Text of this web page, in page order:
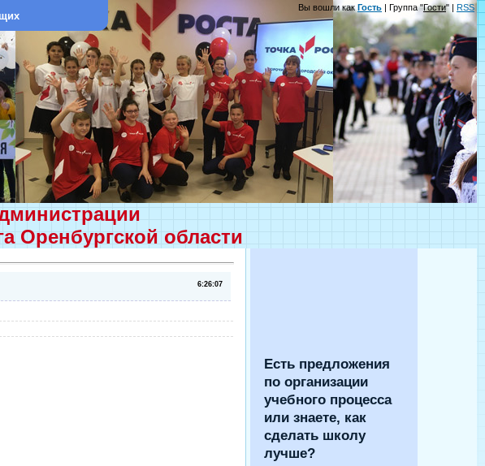
Вы вошли какГость | Группа "Гости" | RSS
Оренбургской области
6:26:07
Есть предложения
по организации
учебного процесса
или знаете, как
сделать школу
лучше?